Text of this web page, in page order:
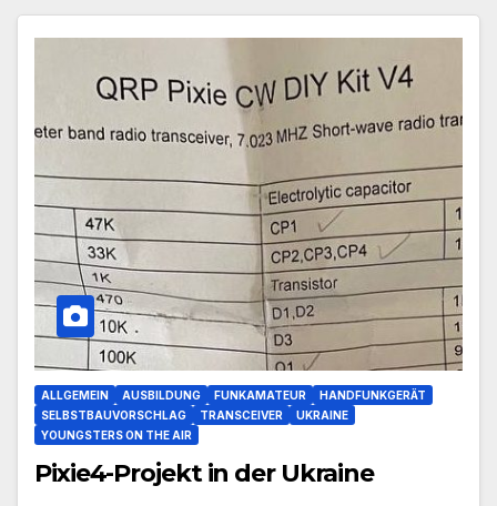
ALLGEMEIN AUSBILDUNG FUNKAMATEUR
HANDFUNKGERÄT
SELBSTBAUVORSCHLAG
TRANSCEIVER
UKRAINE
YOUNGSTERS ON THE AIR
Pixie4-Projekt in der Ukraine